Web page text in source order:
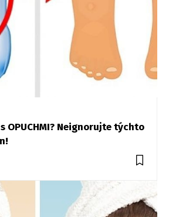
OPUCHMI? Neignorujte týchto